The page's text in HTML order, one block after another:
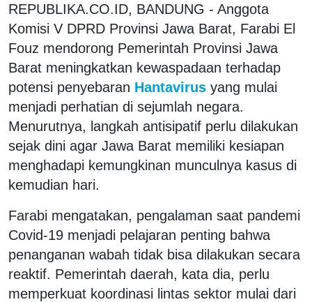
REPUBLIKA.CO.ID, BANDUNG - Anggota
Komisi V DPRD Provinsi Jawa Barat, Farabi El
Fouz mendorong Pemerintah Provinsi Jawa
Barat meningkatkan kewaspadaan terhadap
potensi penyebaran Hantavirus yang mulai
menjadi perhatian di sejumlah negara.
Menurutnya, langkah antisipatif perlu dilakukan
sejak dini agar Jawa Barat memiliki kesiapan
menghadapi kemungkinan munculnya kasus di
kemudian hari.
Farabi mengatakan, pengalaman saat pandemi
Covid-19 menjadi pelajaran penting bahwa
penanganan wabah tidak bisa dilakukan secara
reaktif. Pemerintah daerah, kata dia, perlu
memperkuat koordinasi lintas sektor mulai dari